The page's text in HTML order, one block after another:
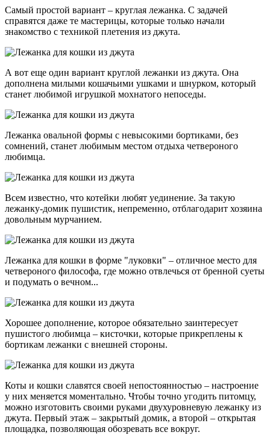
Самый простой вариант – круглая лежанка. С задачей
справятся даже те мастерицы, которые только начали
знакомство с техникой плетения из джута.
А вот еще один вариант круглой лежанки из джута. Она
дополнена милыми кошачьими ушками и шнурком, который
станет любимой игрушкой мохнатого непоседы.
Лежанка овальной формы с невысокими бортиками, без
сомнений, станет любимым местом отдыха четвероного
любимца.
Всем известно, что котейки любят уединение. За такую
лежанку-домик пушистик, непременно, отблагодарит хозяина
довольным мурчанием.
Лежанка для кошки в форме "луковки" – отличное место для
четвероного философа, где можно отвлечься от бренной суеты
и подумать о вечном...
Хорошее дополнение, которое обязательно заинтересует
пушистого любимца – кисточки, которые прикреплены к
бортикам лежанки с внешней стороны.
Коты и кошки славятся своей непостоянностью – настроение
у них меняется моментально. Чтобы точно угодить питомцу,
можно изготовить своими руками двухуровневую лежанку из
джута. Первый этаж – закрытый домик, а второй – открытая
площадка, позволяющая обозревать все вокруг.